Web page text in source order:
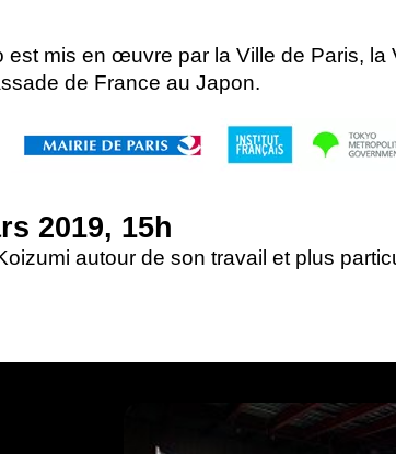
est mis en œuvre par la Ville de Paris, la
de France au Japon.
2019, 15h
autour de son travail et plus